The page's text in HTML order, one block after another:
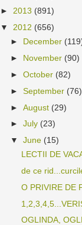
► 2013 (891)
▼ 2012 (656)
► December
► November (90)
►October (82)
►September (76)
►August (29)
►July (23)
▼June (15)
LECTII DE
de ce
O PRIVIRE DE
OGLINDA,